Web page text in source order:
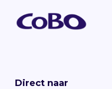
Direct naar